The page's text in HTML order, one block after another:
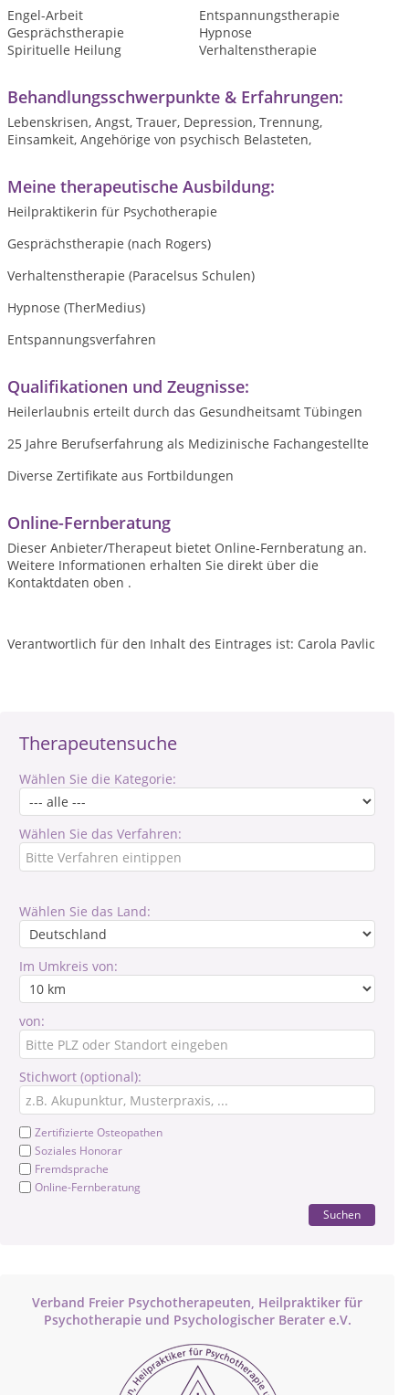
Therapeutensuche
Wählen Sie die Kategorie:
Wählen Sie das Verfahren:
Wählen Sie das Land:
Im Umkreis von:
von:
Stichwort (optional):
Zertifizierte Osteopathen
Soziales Honorar
Fremdsprache
Online-Fernberatung
Suchen
Verband Freier Psychotherapeuten, Heilpraktiker für
Psychotherapie und Psychologischer Berater e.V.
Engel-Arbeit
Entspannungstherapie
Gesprächstherapie
Hypnose
Spirituelle Heilung
Verhaltenstherapie
Behandlungsschwerpunkte & Erfahrungen:
Lebenskrisen, Angst, Trauer, Depression, Trennung,
Einsamkeit, Angehörige von psychisch Belasteten,
Meine therapeutische Ausbildung:
Heilpraktikerin für Psychotherapie
Gesprächstherapie (nach Rogers)
Verhaltenstherapie (Paracelsus Schulen)
Hypnose (TherMedius)
Entspannungsverfahren
Qualifikationen und Zeugnisse:
Heilerlaubnis erteilt durch das Gesundheitsamt Tübingen
25 Jahre Berufserfahrung als Medizinische Fachangestellte
Diverse Zertifikate aus Fortbildungen
Online-Fernberatung
Dieser Anbieter/Therapeut bietet Online-Fernberatung an.
Weitere Informationen erhalten Sie direkt über die
Kontaktdaten oben .
Verantwortlich für den Inhalt des Eintrages ist: Carola Pavlic